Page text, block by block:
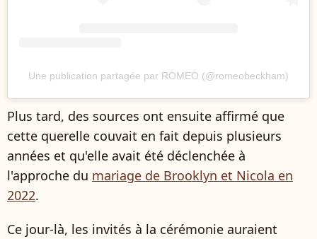
Une publication partagée par ROMEO (@romeobeckham)
Plus tard, des sources ont ensuite affirmé que
cette querelle couvait en fait depuis plusieurs
années et qu'elle avait été déclenchée à
l'approche du mariage de Brooklyn et Nicola en
2022.
Ce jour-là, les invités à la cérémonie auraient